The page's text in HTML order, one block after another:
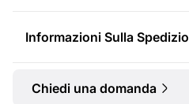
Informazioni Sulla
Chiedi una domanda